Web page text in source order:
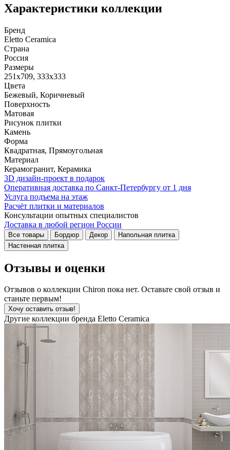
Характеристики коллекции
Бренд
Eletto Ceramica
Страна
Россия
Размеры
251x709, 333x333
Цвета
Бежевый, Коричневый
Поверхность
Матовая
Рисунок плитки
Камень
Форма
Квадратная, Прямоугольная
Материал
Керамогранит, Керамика
3D дизайн-проект в подарок
Оперативная доставка по Санкт-Петербургу от 1 дня
Услуга подъема на этаж
Расчёт плитки и материалов
Консультации опытных специалистов
Доставка в любой регион России
Все товары Бордюр Декор
Напольная плитка
Настенная плитка
Отзывы и оценки
Отзывов о коллекции Chiron пока нет. Оставьте свой отзыв и
станьте первым!
Хочу оставить отзыв!
Другие коллекции бренда Eletto Ceramica